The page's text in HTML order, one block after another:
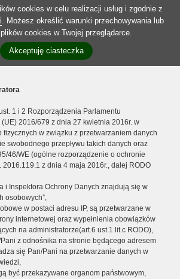
cookies w celu realizacji usług i zgodnie z
. Możesz określić warunki przechowywania lub
cookies w Twojej przeglądarce.
Akceptuję ciasteczka
1 i 2 Rozporządzenia Parlamentu
2016/679 z dnia 27 kwietnia 2016r. w
fizycznych w związku z przetwarzaniem danych
swobodnego przepływu takich danych oraz
46/WE (ogólne rozporządzenie o ochronie
2016.119.1 z dnia 4 maja 2016r., dalej RODO
i Inspektora Ochrony Danych znajdują się w
osobowych”,
w postaci adresu IP, są przetwarzane w
internetowej oraz wypełnienia obowiązków
na administratorze(art.6 ust.1 lit.c RODO),
z odnośnika na stronie będącego adresem
się Pan/Pani na przetwarzanie danych w
być przekazywane organom państwowym,